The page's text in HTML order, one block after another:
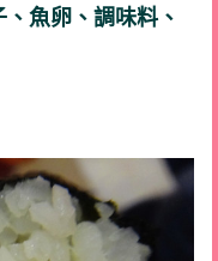
魚卵、調味料、